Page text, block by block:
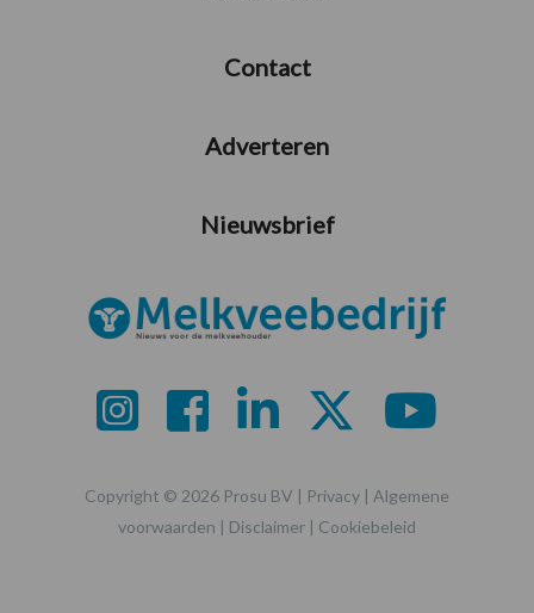
Contact
Adverteren
Nieuwsbrief
Copyright © 2026 Prosu BV | Privacy | Algemene
voorwaarden | Disclaimer | Cookiebeleid